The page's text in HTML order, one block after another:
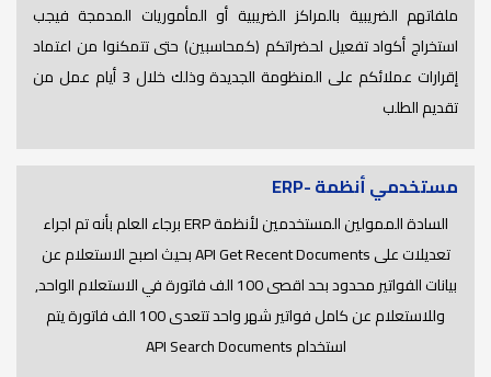
ملفاتهم الضريبية بالمراكز الضريبية أو المأموريات المدمجة فيجب
استخراج أكواد تفعيل لحضراتكم (كمحاسبين) حتى تتمكنوا من اعتماد
إقرارات عملائكم على المنظومة الجديدة وذلك خلال 3 أيام عمل من
تقديم الطلب
مستخدمي أنظمة -ERP
السادة الممولين المستخدمين لأنظمة ERP برجاء العلم بأنه تم اجراء
تعديلات على API Get Recent Documents بحيث اصبح الاستعلام عن
بيانات الفواتير محدود بحد اقصى 100 الف فاتورة في الاستعلام الواحد,
وللاستعلام عن كامل فواتير شهر واحد تتعدى 100 الف فاتورة يتم
استخدام API Search Documents